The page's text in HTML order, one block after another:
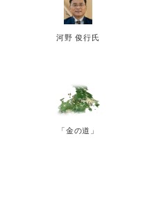
河野 俊行氏
「金の道」